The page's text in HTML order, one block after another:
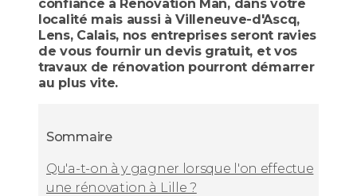
confiance à Renovation Man, dans votre
localité mais aussi à Villeneuve-d'Ascq,
Lens, Calais, nos entreprises seront ravies
de vous fournir un devis gratuit, et vos
travaux de rénovation pourront démarrer
au plus vite.
Sommaire
Qu'a-t-on à y gagner lorsque l'on effectue
une rénovation à Lille ?